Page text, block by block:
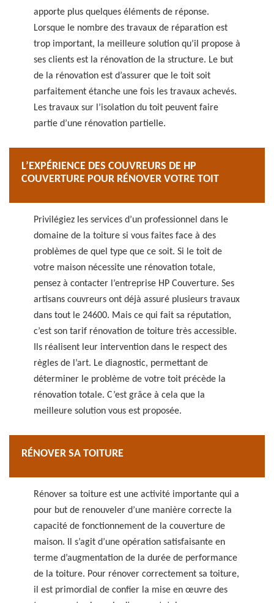
apporte plus quelques éléments de réponse.
Lorsque le nombre des travaux de réparation est
trop important, la meilleure solution qu’il propose à
ses clients est la rénovation de la structure. Le but
de la rénovation est d’assurer que le toit soit
parfaitement étanche une fois les travaux achevés.
Les travaux sur l’isolation du toit peuvent faire
partie d’une rénovation partielle.
L’EXPÉRIENCE DES COUVREURS DE HP
COUVERTURE POUR RÉNOVER VOTRE TOIT
Privilégiez les services d’un professionnel dans le
domaine de la toiture si vous faites face à des
problèmes de quel type que ce soit. Si le toit de
votre maison nécessite une rénovation totale,
pensez à contacter l’entreprise HP Couverture. Ses
artisans couvreurs ont déjà assuré plusieurs travaux
dans tout le 24600. Mais ce qui fait sa réputation,
c’est son tarif rénovation de toiture très accessible.
Ils réalisent leur intervention dans le respect des
règles de l’art. Le diagnostic, permettant de
déterminer le problème de votre toit précède la
rénovation totale. C’est grâce à cela que la
meilleure solution vous est proposée.
RÉNOVER SA TOITURE
Rénover sa toiture est une activité importante qui a
pour but de renouveler d’une manière correcte la
capacité de fonctionnement de la couverture de
maison. Il s’agit d’une opération satisfaisante en
terme d’augmentation de la durée de performance
de la toiture. Pour rénover correctement sa toiture,
il est primordial de confier la mise en œuvre des